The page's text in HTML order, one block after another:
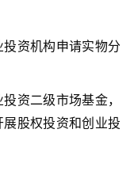
资机构申请实物分
资二级市场基金，
股权投资和创业投